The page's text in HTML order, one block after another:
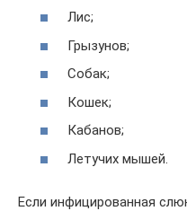
Лис;
Грызунов;
Собак;
Кошек;
Кабанов;
Летучих мышей.
Если инфицированная